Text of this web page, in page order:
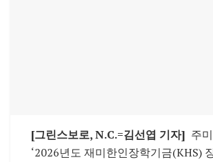
[그린스보로, N.C.=김선엽 기자] 주
‘2026년도 재미한인장학기금(KHS)